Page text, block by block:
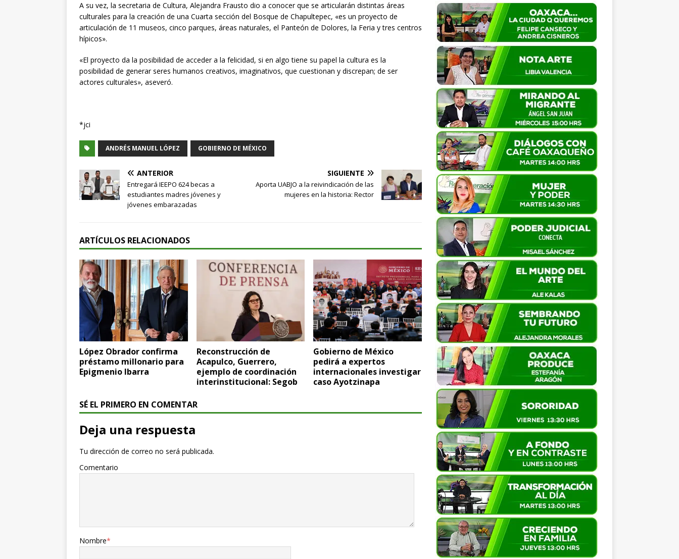
A su vez, la secretaria de Cultura, Alejandra Frausto dio a conocer que se articularán distintas áreas
culturales para la creación de una Cuarta sección del Bosque de Chapultepec, «es un proyecto de
articulación de 11 museos, cinco parques, áreas naturales, el Panteón de Dolores, la Feria y tres centros
hípicos».
«El proyecto da la posibilidad de acceder a la felicidad, si en algo tiene su papel la cultura es la
posibilidad de generar seres humanos creativos, imaginativos, que cuestionan y discrepan; de ser
actores culturales», aseveró.
*jci
ANDRÉS MANUEL LÓPEZ GOBIERNO DE MÉXICO
ANTERIOR
Entregará IEEPO 624 becas a
estudiantes madres jóvenes y
jóvenes embarazadas
SIGUIENTE
Aporta UABJO a la reivindicación de las
mujeres en la historia: Rector
ARTÍCULOS RELACIONADOS
López Obrador confirma
préstamo millonario para
Epigmenio Ibarra
Reconstrucción de
Acapulco, Guerrero,
ejemplo de coordinación
interinstitucional: Segob
Gobierno de México
pedirá a expertos
internacionales investigar
caso Ayotzinapa
SÉ EL PRIMERO EN COMENTAR
Deja una respuesta
Tu dirección de correo no será publicada.
Comentario
Nombre*